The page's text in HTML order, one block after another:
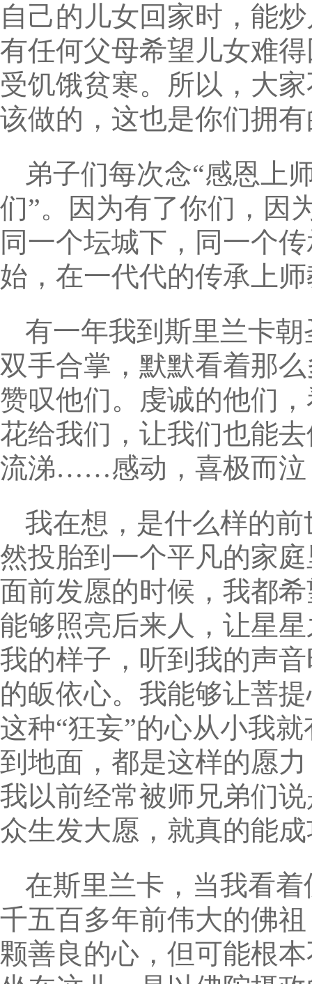
自己的儿女回家时，能
有任何父母希望儿女难
受饥饿贫寒。所以，大
该做的，这也是你们拥
弟子们每次念“感恩上
们”。因为有了你们，因
同一个坛城下，同一个
始，在一代代的传承上
有一年我到斯里兰卡
双手合掌，默默看着那
赞叹他们。虔诚的他们
花给我们，让我们也能
流涕……感动，喜极而泣
我在想，是什么样的
然投胎到一个平凡的家
面前发愿的时候，我都
能够照亮后来人，让星
我的样子，听到我的声
的皈依心。我能够让菩
这种“狂妄”的心从小我
到地面，都是这样的愿
我以前经常被师兄弟们
众生发大愿，就真的能
在斯里兰卡，当我看
千五百多年前伟大的佛
颗善良的心，但可能根